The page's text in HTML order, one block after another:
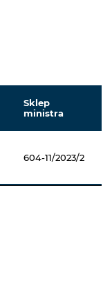
Sklep
ministra
604-11/2023/2